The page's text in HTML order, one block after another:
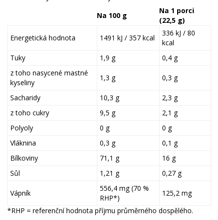
Na 100 g
Na 1 porci
(22,5 g)
Energetická hodnota
1491 kJ / 357 kcal
336 kJ / 80
kcal
Tuky
1,9 g
0,4 g
z toho nasycené mastné
kyseliny
1,3 g 0,3 g
Sacharidy 10,3 g
2,3 g
z toho cukry
9,5 g
2,1 g
Polyoly
0 g
0 g
Vláknina
0,3 g
0,1 g
Bílkoviny
71,1 g
16 g
Sůl
1,21 g 0,27 g
Vápník
556,4 mg (70 %
RHP*)
125,2 mg
*RHP = referenční hodnota příjmu průměrného dospělého.